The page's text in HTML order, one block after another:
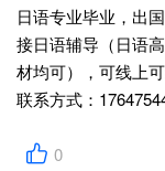
日语专业毕业，出
接日语辅导（日语
材均可），可线上可
联系方式：
0